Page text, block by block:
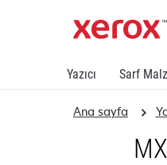
Yazıcı Sarf
Ana sayfa